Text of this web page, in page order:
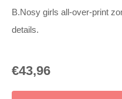
B.Nosy girls all-over-print
details.
€43,96